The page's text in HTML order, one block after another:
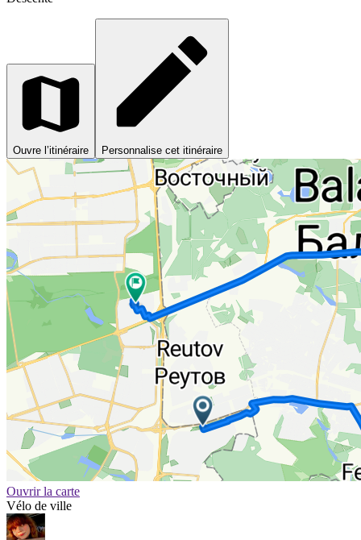
Ouvre l’itinéraire Personnalise cet itinéraire
Ouvrir la carte
Vélo de ville